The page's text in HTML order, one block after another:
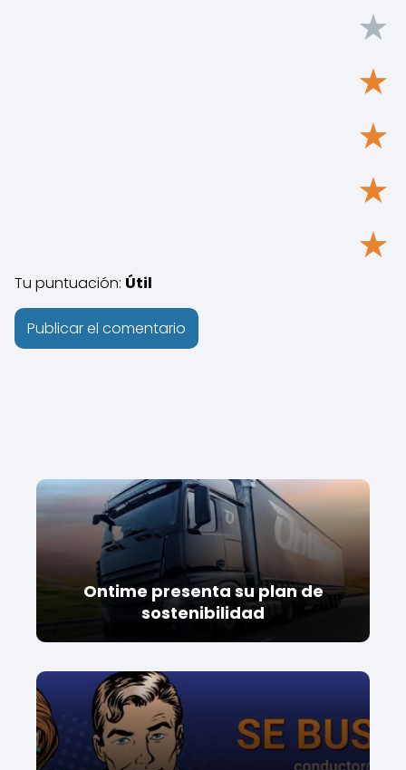
★
★
★
★
★
Tu puntuación: Útil
Ontime presenta su plan de
sostenibilidad